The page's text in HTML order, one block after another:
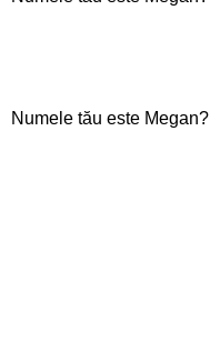
Numele tău este Megan?